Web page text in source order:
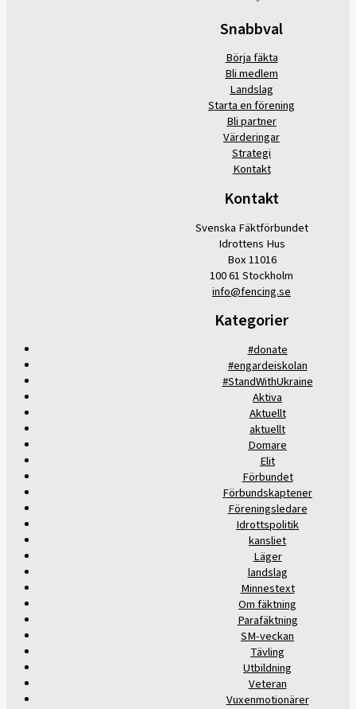
Snabbval
Börja fäkta
Bli medlem
Landslag
Starta en förening
Bli partner
Värderingar
Strategi
Kontakt
Kontakt
Svenska Fäktförbundet
Idrottens Hus
Box 11016
100 61 Stockholm
info@fencing.se
Kategorier
#donate
#engardeiskolan
#StandWithUkraine
Aktiva
Aktuellt
aktuellt
Domare
Elit
Förbundet
Förbundskaptener
Föreningsledare
Idrottspolitik
kansliet
Läger
landslag
Minnestext
Om fäktning
Parafäktning
SM-veckan
Tävling
Utbildning
Veteran
Vuxenmotionärer